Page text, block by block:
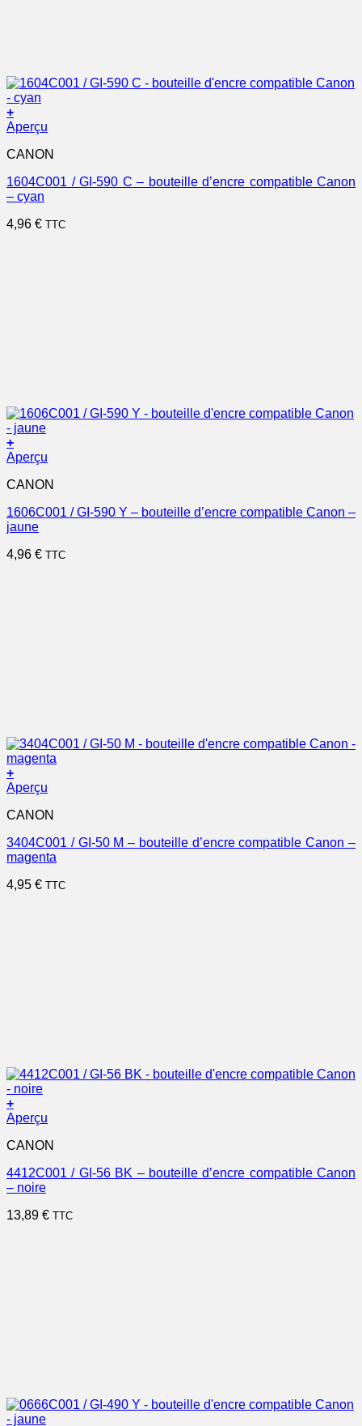
+
Aperçu
CANON
1604C001 / GI-590 C – bouteille d’encre compatible Canon
– cyan
4,96 € TTC
+
Aperçu
CANON
1606C001 / GI-590 Y – bouteille d’encre compatible Canon –
jaune
4,96 € TTC
+
Aperçu
CANON
3404C001 / GI-50 M – bouteille d’encre compatible Canon –
magenta
4,95 € TTC
+
Aperçu
CANON
4412C001 / GI-56 BK – bouteille d’encre compatible Canon
– noire
13,89 € TTC